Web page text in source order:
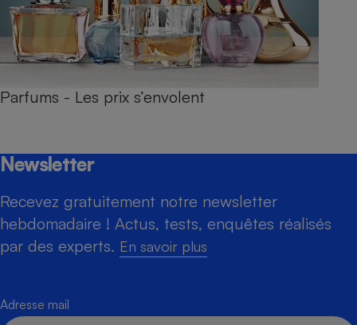
Parfums - Les prix s’envolent
Newsletter
Recevez gratuitement notre newsletter
hebdomadaire ! Actus, tests, enquêtes réalisés
par des experts. En savoir plus
Adresse mail